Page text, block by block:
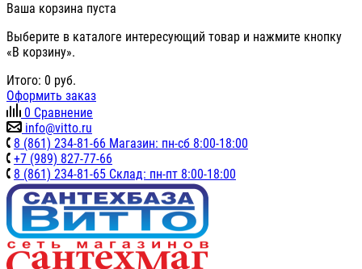
Ваша корзина пуста
Выберите в каталоге интересующий товар и нажмите кнопку
«В корзину».
Итого: 0 руб.
Оформить заказ
0 Сравнение
info@vitto.ru
8 (861) 234-81-66 Магазин: пн-сб 8:00-18:00
+7 (989) 827-77-66
8 (861) 234-81-65 Склад: пн-пт 8:00-18:00